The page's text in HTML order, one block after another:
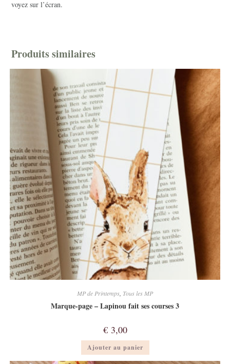
voyez sur l’écran.
Produits similaires
MP de Printemps Tous les MP
Marque-page – Lapinou fait ses courses 3
€3,00
Ajouter au panier